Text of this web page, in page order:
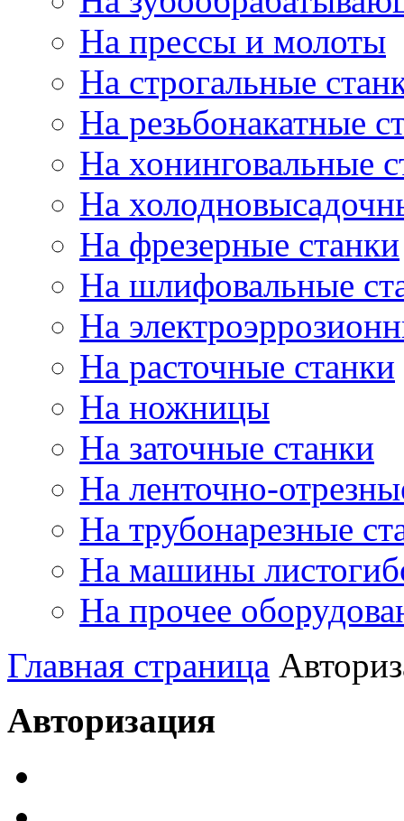
На прессы и молоты
На строгальные
На резьбонакатные
На хонинговальные
На
На фрезерные станки
На шлифовальные
На
На расточные станки
На ножницы
На заточные станки
На ленточно-
На трубонарезные
На машины
На прочее
Главная страница
Авторизация